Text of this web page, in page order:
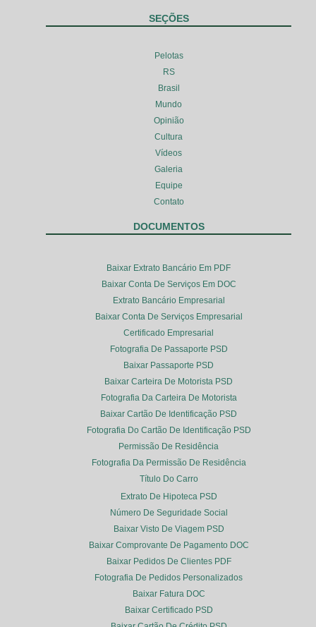
SEÇÕES
Pelotas
RS
Brasil
Mundo
Opinião
Cultura
Vídeos
Galeria
Equipe
Contato
DOCUMENTOS
Baixar Extrato Bancário Em PDF
Baixar Conta De Serviços Em DOC
Extrato Bancário Empresarial
Baixar Conta De Serviços Empresarial
Certificado Empresarial
Fotografia De Passaporte PSD
Baixar Passaporte PSD
Baixar Carteira De Motorista PSD
Fotografia Da Carteira De Motorista
Baixar Cartão De Identificação PSD
Fotografia Do Cartão De Identificação PSD
Permissão De Residência
Fotografia Da Permissão De Residência
Título Do Carro
Extrato De Hipoteca PSD
Número De Seguridade Social
Baixar Visto De Viagem PSD
Baixar Comprovante De Pagamento DOC
Baixar Pedidos De Clientes PDF
Fotografia De Pedidos Personalizados
Baixar Fatura DOC
Baixar Certificado PSD